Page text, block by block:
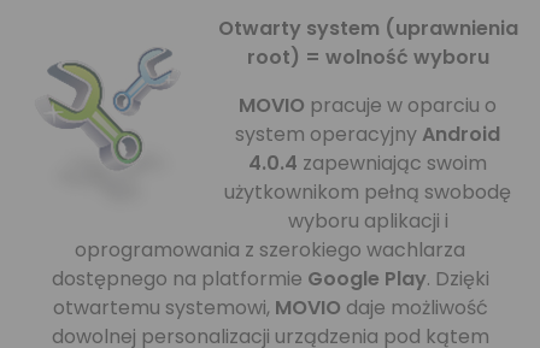
Otwarty system (uprawnienia
root) = wolność wyboru
MOVIO pracuje w oparciu o
system operacyjnyAndroid
4.0.4 zapewniając swoim
użytkownikom pełną swobodę
wyboru aplikacji i
oprogramowania z szerokiego wachlarza
dostępnego na platformie Google Play. Dzięki
otwartemu systemowi, MOVIO daje możliwość
dowolnej personalizacji urządzenia pod kątem